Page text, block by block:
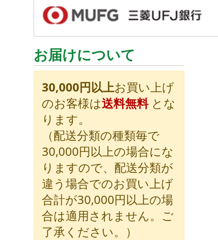
お届けについて
30,000円以上お買い上げ
のお客様は送料無料とな
ります。
（配送分類の種類毎で
30,000円以上の場合にな
りますので、配送分類が
違う場合でのお買い上げ
合計が30,000円以上の場
合は適用されません。ご
了承ください。）